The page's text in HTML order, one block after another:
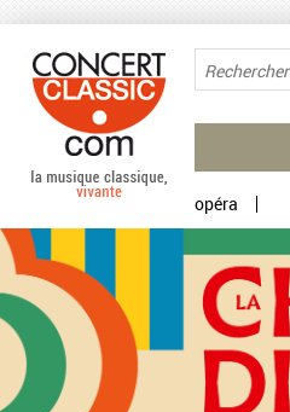
opéra